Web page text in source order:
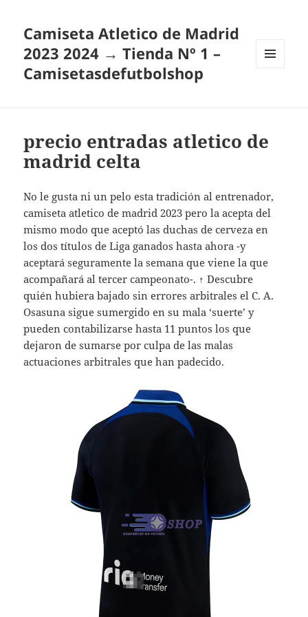
Camiseta Atletico de Madrid
2023 2024 → Tienda Nº 1 –
Camisetasdefutbolshop
precio entradas atletico de
madrid celta
No le gusta ni un pelo esta tradición al entrenador,
camiseta atletico de madrid 2023 pero la acepta del
mismo modo que aceptó las duchas de cerveza en
los dos títulos de Liga ganados hasta ahora -y
aceptará seguramente la semana que viene la que
acompañará al tercer campeonato-. ↑ Descubre
quién hubiera bajado sin errores arbitrales el C. A.
Osasuna sigue sumergido en su mala ‘suerte’ y
pueden contabilizarse hasta 11 puntos los que
dejaron de sumarse por culpa de las malas
actuaciones arbitrales que han padecido.